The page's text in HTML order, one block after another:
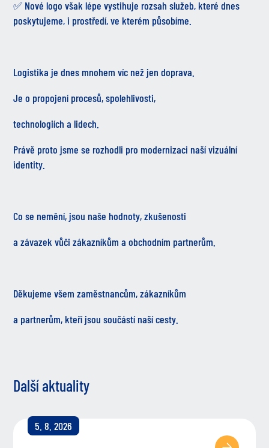
✅ Nové logo však lépe vystihuje rozsah služeb, které dnes
poskytujeme, i prostředí, ve kterém působíme.
Logistika je dnes mnohem víc než jen doprava.
Je o propojení procesů, spolehlivosti,
technologiích a lidech.
Právě proto jsme se rozhodli pro modernizaci naší vizuální
identity.
Co se nemění, jsou naše hodnoty, zkušenosti
a závazek vůči zákazníkům a obchodním partnerům.
Děkujeme všem zaměstnancům, zákazníkům
a partnerům, kteří jsou součástí naší cesty.
Další aktuality
5. 8. 2026